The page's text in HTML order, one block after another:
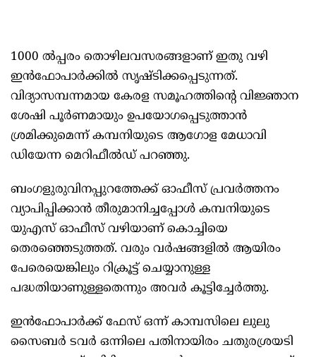
1000 ല്‍പ്പരം തൊഴിലവസരങ്ങളാണ് ഇതു വഴി
ഇന്‍ഫോപാര്‍ക്കില്‍ സൃഷ്ടിക്കപ്പെടുന്നത്.
വിദ്യാസമ്പന്നമായ കേരള സമൂഹത്തിന്റെ വിജ്ഞാന
ശേഷി പൂര്‍ണമായും ഉപയോഗപ്പെടുത്താന്‍
ശ്രമിക്കുമെന്ന് കമ്പനിയുടെ ആഗോള മേധാവി
ഡിയേന്ന മെറിഫീല്‍ഡ് പറഞ്ഞു.
ബംഗളുരുവിനപ്പുറത്തേക്ക് ഓഫീസ് പ്രവര്‍ത്തനം
വ്യാപിപ്പിക്കാന്‍ തീരുമാനിച്ചപ്പോള്‍ കമ്പനിയുടെ
യുഎസ് ഓഫീസ് വഴിയാണ് കൊച്ചിയെ
തെരഞ്ഞെടുത്തത്. വരും വര്‍ഷങ്ങളില്‍ ആയിരം
പേരെയെങ്കിലും റിക്രൂട്ട് ചെയ്യാനുള്ള
പദ്ധതിയാണുള്ളതെന്നും അവര്‍ കൂട്ടിച്ചേര്‍ത്തു.
ഇന്‍ഫോപാര്‍ക്ക് ഫേസ് ഒന്ന് കാമ്പസിലെ ലുലു
സൈബര്‍ ടവര്‍ ഒന്നിലെ പതിനായിരം ചതുരശ്രയടി